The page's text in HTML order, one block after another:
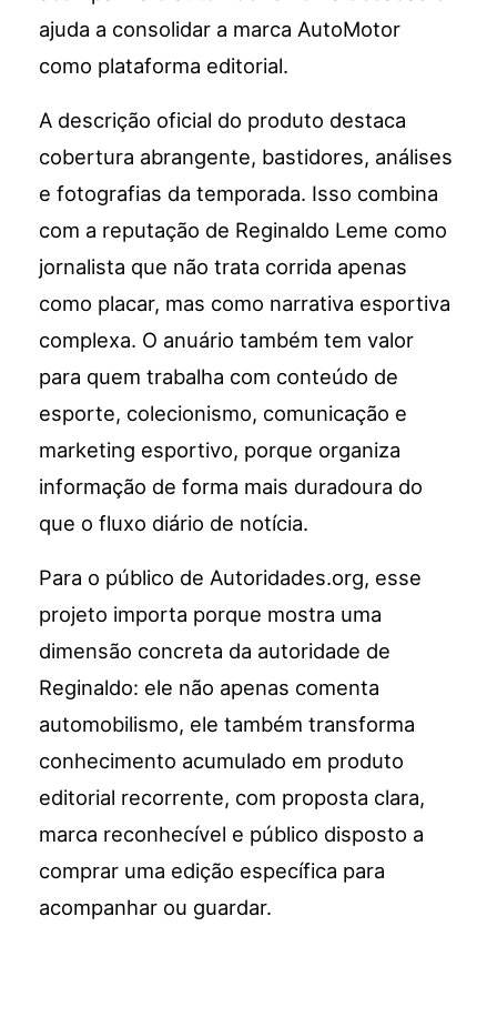
ajuda a consolidar a marca AutoMotor
como plataforma editorial.
A descrição oficial do produto destaca
cobertura abrangente, bastidores, análises
e fotografias da temporada. Isso combina
com a reputação de Reginaldo Leme como
jornalista que não trata corrida apenas
como placar, mas como narrativa esportiva
complexa. O anuário também tem valor
para quem trabalha com conteúdo de
esporte, colecionismo, comunicação e
marketing esportivo, porque organiza
informação de forma mais duradoura do
que o fluxo diário de notícia.
Para o público de Autoridades.org, esse
projeto importa porque mostra uma
dimensão concreta da autoridade de
Reginaldo: ele não apenas comenta
automobilismo, ele também transforma
conhecimento acumulado em produto
editorial recorrente, com proposta clara,
marca reconhecível e público disposto a
comprar uma edição específica para
acompanhar ou guardar.